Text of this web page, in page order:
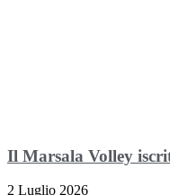
Il Marsala Volley
2 Luglio 2026